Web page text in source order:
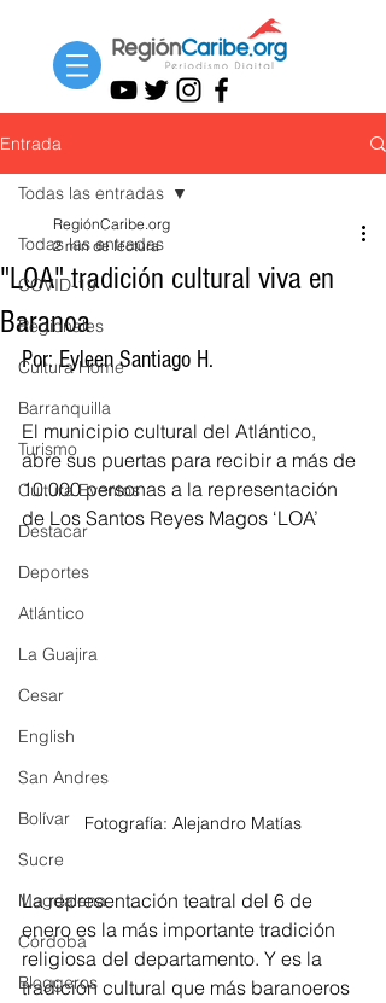
Entrada
Todas las entradas
COVID-19
Regionales
Cultura Home
Barranquilla
Turismo
Cultura Eventos
Destacar
Deportes
Atlántico
La Guajira
Cesar
English
San Andres
Bolívar
Sucre
Magdalena
Córdoba
Bloggeros
Todas las entradas
"LOA" tradición cultural viva en
Baranoa
RegiónCaribe.org
2 min de lectura
Por: Eyleen Santiago H.
El municipio cultural del Atlántico,
abre sus puertas para recibir a más de
10.000 personas a la representación
de Los Santos Reyes Magos ‘LOA’
Fotografía: Alejandro Matías
La representación teatral del 6 de
enero es la más importante tradición
religiosa del departamento. Y es la
tradición cultural que más baranoeros